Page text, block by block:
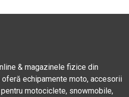
& magazinele fizice din
echipamente moto, accesorii
motociclete, snowmobile,